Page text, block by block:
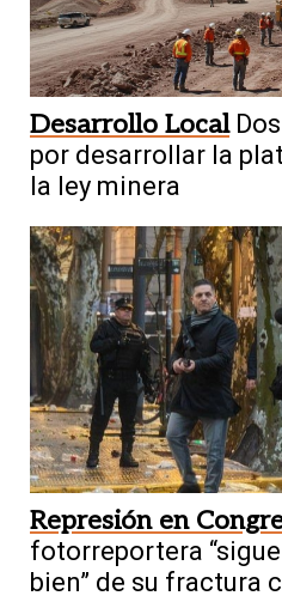
Desarrollo Local
por desarrollar la
la ley minera
Represión en
fotorreportera
bien” de su fractura